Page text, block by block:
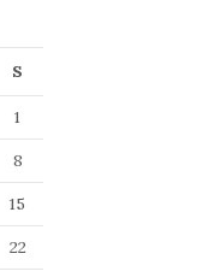
S
1
8
15
22